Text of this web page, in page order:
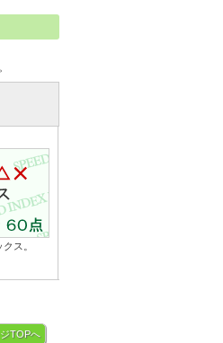
ス。
TOPへ